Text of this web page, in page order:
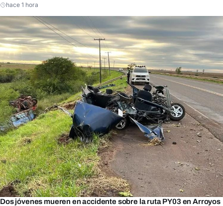
hace 1 hora
Dos jóvenes mueren en accidente sobre la ruta PY03 en Arroyos